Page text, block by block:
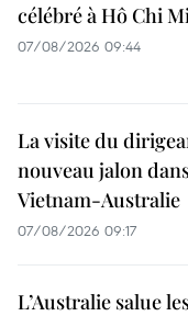
célébré à Hô Chi
07/08/2026 09:44
La visite du
nouveau jalon
Vietnam-Australie
07/08/2026 09:17
L’Australie salue